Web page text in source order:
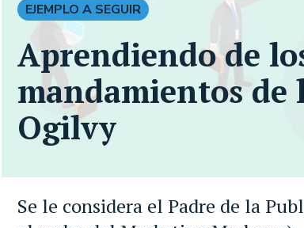
Se le considera el Padre de la
EJEMPLO A SEGUIR
Aprendiendo de
mandamientos de
Ogilvy